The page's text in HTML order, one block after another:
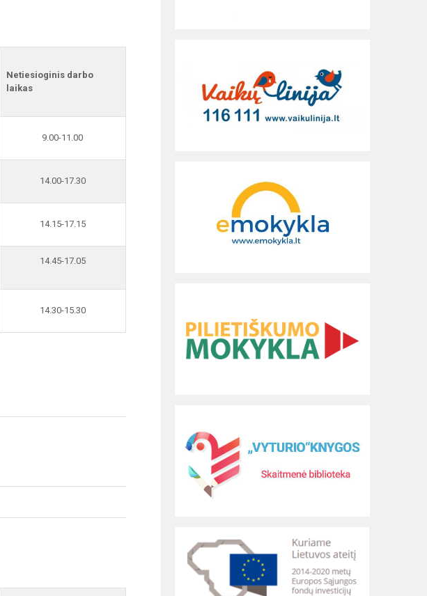
Netiesioginis darbo
laikas
9.00-11.00
14.00-17.30
14.15-17.15
14.45-17.05
14.30-15.30